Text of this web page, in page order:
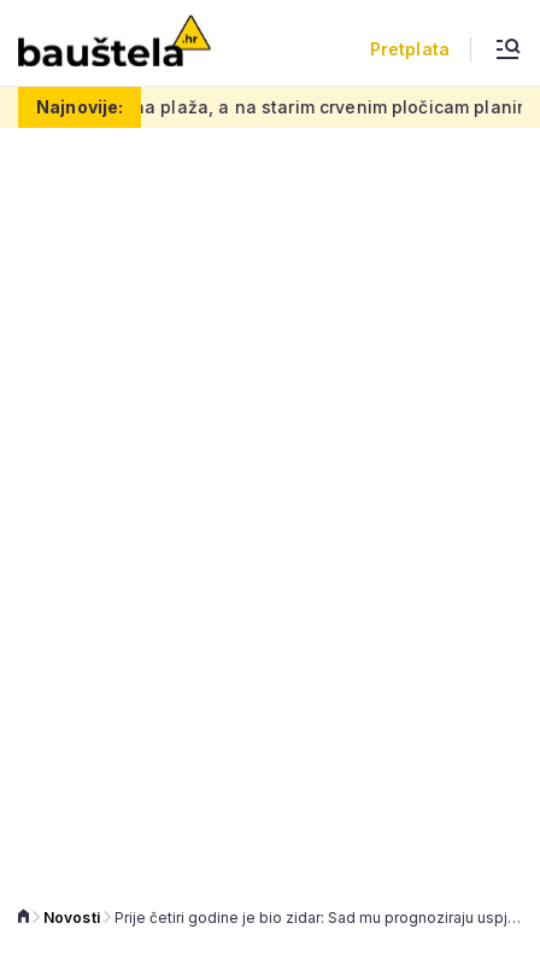
Pretplata
Najnovije:
a na starim crvenim pločicam planira se hotel
Novosti Prije četiri godine je bio zidar: Sad mu prognoziraju uspješnu nogometnu karijeru